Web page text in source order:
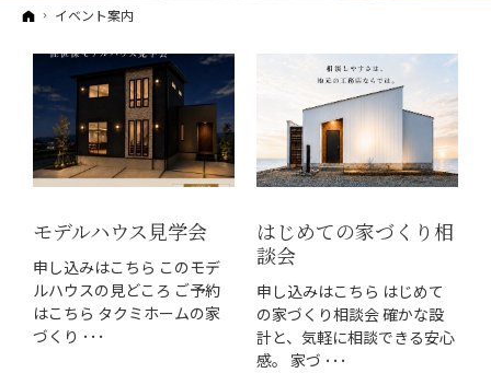
ホーム
イベント案内
モデルハウス見学会
申し込みはこちら このモデ
ルハウスの見どころ ご予約
はこちら タクミホームの家
づくり ･･･
はじめての家づくり相
談会
申し込みはこちら はじめて
の家づくり相談会 確かな設
計と、気軽に相談できる安心
感。 家づ ･･･